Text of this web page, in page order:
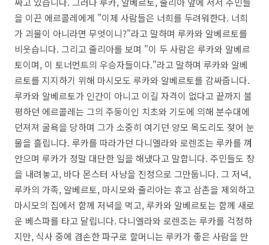
을 이끈 에르콜레에게 "이제 사람들은 너희를 두려워한다. 너희
가 괴물이 아니라면 무엇이니?"라고 말하며 루카와 알베르토를
비웃습니다. 그리고 줄리아를 보며 "이 두 사람은 루카와 알베르
토이며, 이 토너먼트의 우승자들이다."라고 말하며 루카와 알베
르토를 지지하기 위해 마시모도 루카와 알베르토를 감싸줍니다.
루카와 알베르토가 인간이 아니고 이길 자격이 없다고 끝까지 불
평하던 에르콜레는 그의 주둥이인 치초와 기도에 의해 분수대에
던져져 굴욕을 당하며 그가 소중히 여기던 양모 목도리도 젖어 눈
물을 흘립니다. 루카를 따라가던 다니엘라와 로렌조는 루카를 껴
안으며 루카가 정말 대단한 일을 해냈다고 말합니다. 주민들도 창
을 내려놓고, 바다 몬스터 사냥을 진정으로 그만둡니다. 그 저녁,
루카의 가족, 알베르토, 마시모와 줄리아는 휴고 삼촌을 제외하고
마시모의 집에서 함께 저녁을 먹고, 루카와 알베르토는 함께 새로
운 베스파를 타고 달립니다. 다니엘라와 로렌조는 루카를 걱정하
지만, 식사 중에 겸손한 파구로 할머니는 루카가 좋은 사람을 만